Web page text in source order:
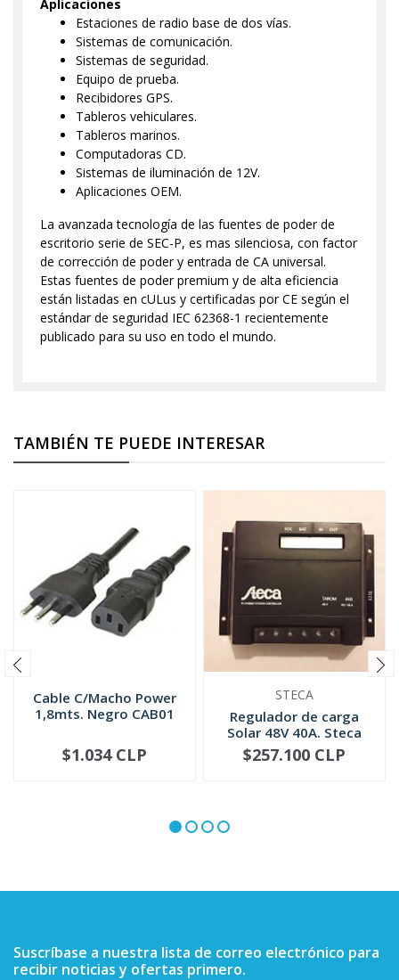
Aplicaciones
Estaciones de radio base de dos vías.
Sistemas de comunicación.
Sistemas de seguridad.
Equipo de prueba.
Recibidores GPS.
Tableros vehiculares.
Tableros marinos.
Computadoras CD.
Sistemas de iluminación de 12V.
Aplicaciones OEM.
La avanzada tecnología de las fuentes de poder de
escritorio serie de SEC-P, es mas silenciosa, con factor
de corrección de poder y entrada de CA universal.
Estas fuentes de poder premium y de alta eficiencia
están listadas en cULus y certificadas por CE según el
estándar de seguridad IEC 62368-1 recientemente
publicado para su uso en todo el mundo.
TAMBIÉN TE PUEDE INTERESAR
Cable C/Macho Power
1,8mts. Negro CAB01
+
$1.034 CLP
STECA
Regulador de carga
Solar 48V 40A. Steca
Tarom 440
+
$257.100 CLP
Suscríbase a nuestra lista de correo electrónico para
recibir noticias y ofertas primero.